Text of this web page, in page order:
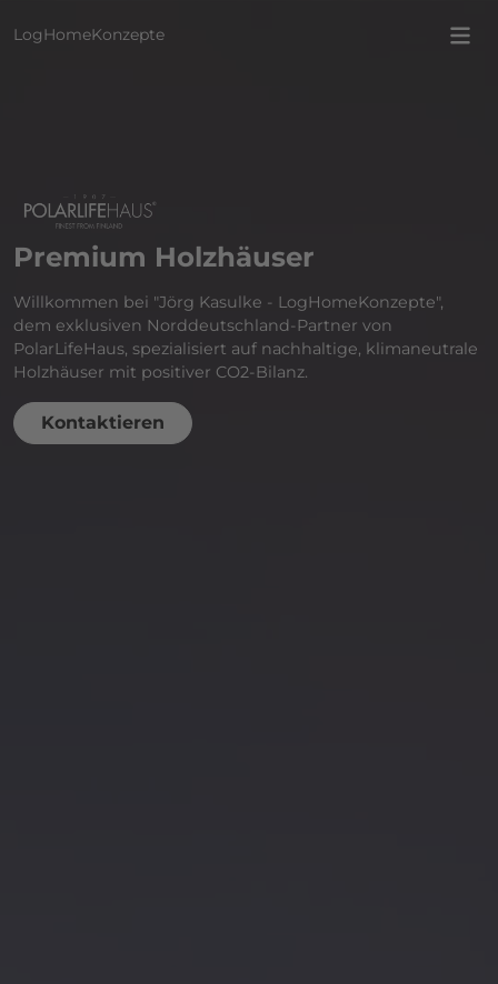
LogHomeKonzepte
Premium Holzhäuser
Willkommen bei "Jörg Kasulke - LogHomeKonzepte",
dem exklusiven Norddeutschland-Partner von
PolarLifeHaus, spezialisiert auf nachhaltige, klimaneutrale
Holzhäuser mit positiver CO2-Bilanz.
Kontaktieren